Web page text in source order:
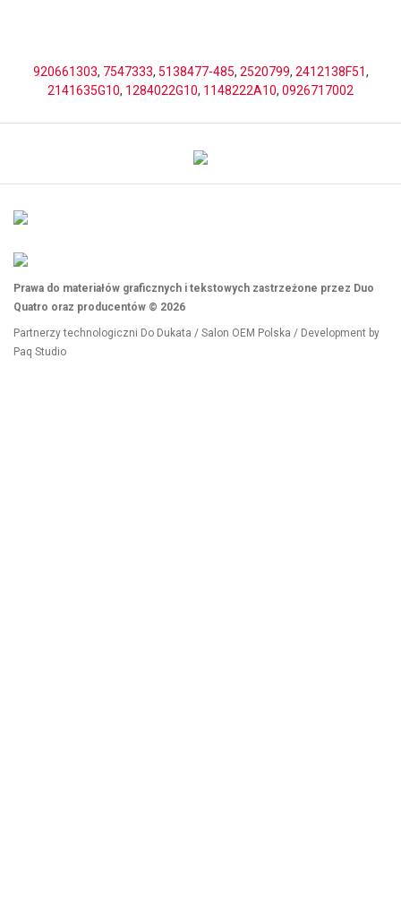
920661303, 7547333, 5138477-485, 2520799, 2412138F51,
2141635G10, 1284022G10, 1148222A10, 0926717002
Prawa do materiałów graficznych i tekstowych zastrzeżone przez Duo
Quatro oraz producentów © 2026
Partnerzy technologiczni Do Dukata / Salon OEM Polska / Development by
Paq Studio